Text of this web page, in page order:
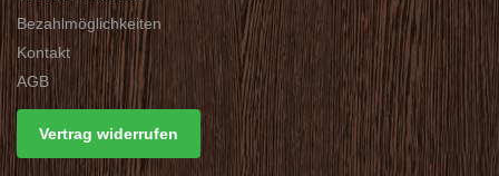
Bezahlmöglichkeiten
Kontakt
AGB
Vertrag widerrufen